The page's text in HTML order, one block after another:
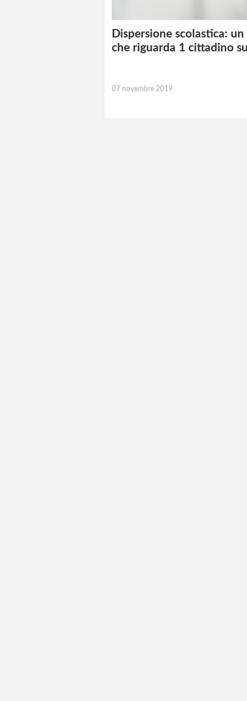
Dispersione scolastica:
che riguarda 1 cittadino
07 novembre 2019